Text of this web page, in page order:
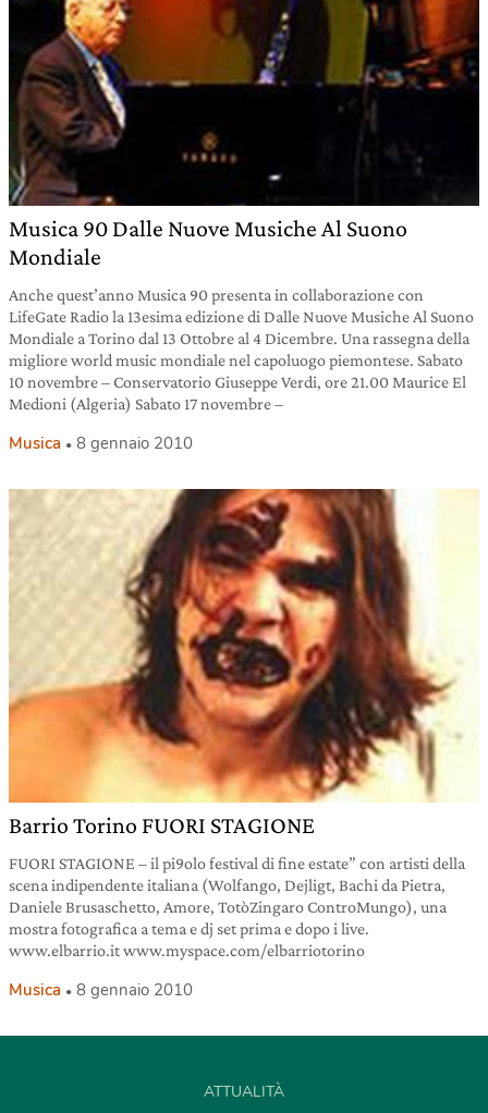
Musica 90 Dalle Nuove Musiche Al Suono
Mondiale
Anche quest’anno Musica 90 presenta in collaborazione con
LifeGate Radio la 13esima edizione di Dalle Nuove Musiche Al Suono
Mondiale a Torino dal 13 Ottobre al 4 Dicembre. Una rassegna della
migliore world music mondiale nel capoluogo piemontese. Sabato
10 novembre – Conservatorio Giuseppe Verdi, ore 21.00 Maurice El
Medioni (Algeria) Sabato 17 novembre –
Musica 8 gennaio 2010
Barrio Torino FUORI STAGIONE
FUORI STAGIONE – il pi9olo festival di fine estate” con artisti della
scena indipendente italiana (Wolfango, Dejligt, Bachi da Pietra,
Daniele Brusaschetto, Amore, TotòZingaro ControMungo), una
mostra fotografica a tema e dj set prima e dopo i live.
www.elbarrio.it www.myspace.com/elbarriotorino
Musica 8 gennaio 2010
ATTUALITÀ